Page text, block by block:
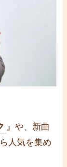
』や、新曲
人気を集め